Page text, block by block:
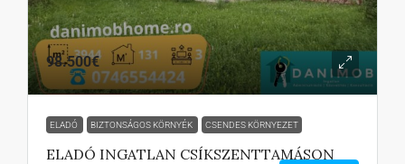
98.500€
ELADÓ BIZTONSÁGOS KÖRNYÉK CSENDES KÖRNYEZET
ELADÓ INGATLAN CSÍKSZENTTAMÁSON